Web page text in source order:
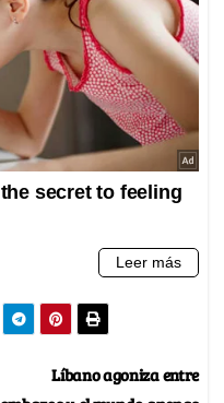
Líbano agoniza entre